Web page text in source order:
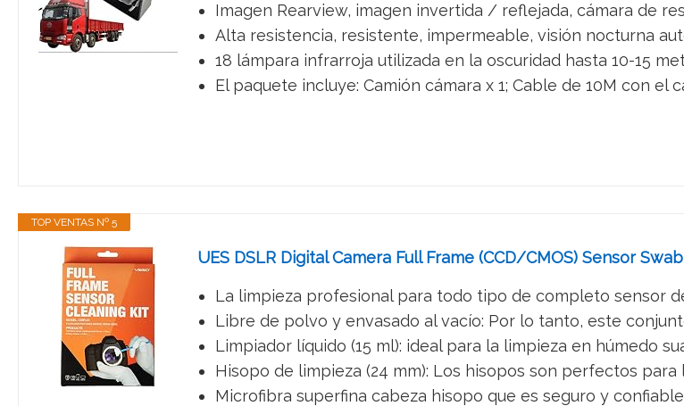
Imagen Rearview, imagen invertida / reflejada, cámara de
Alta resistencia, resistente, impermeable, visión nocturna
18 lámpara infrarroja utilizada en la oscuridad hasta 10-15
El paquete incluye: Camión cámara x 1; Cable de 10M con el
TOP VENTAS Nº 5
UES DSLR Digital Camera Full Frame (CCD/CMOS) Sensor
La limpieza profesional para todo tipo de completo sensor
Libre de polvo y envasado al vacío: Por lo tanto, este
Limpiador líquido (15 ml): ideal para la limpieza en húmedo
Hisopo de limpieza (24 mm): Los hisopos son perfectos
Microfibra superfina cabeza hisopo que es seguro y